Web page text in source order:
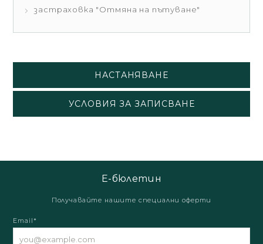
застраховка "Отмяна на пътуване"
НАСТАНЯВАНЕ
УСЛОВИЯ ЗА ЗАПИСВАНЕ
Е-бюлетин
Получавайте нашите специални оферти
Email*